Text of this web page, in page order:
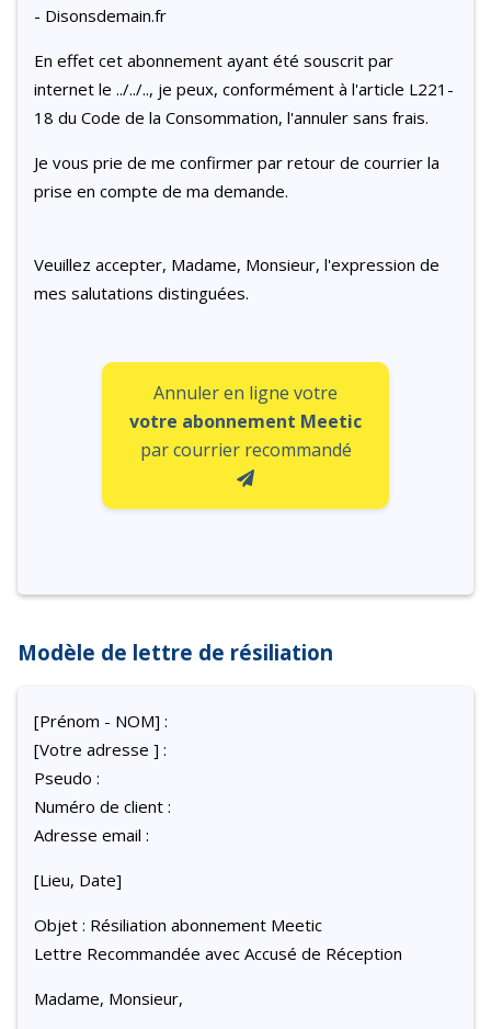
- Disonsdemain.fr
En effet cet abonnement ayant été souscrit par
internet le ../../.., je peux, conformément à l'article L221-
18 du Code de la Consommation, l'annuler sans frais.
Je vous prie de me confirmer par retour de courrier la
prise en compte de ma demande.
Veuillez accepter, Madame, Monsieur, l'expression de
mes salutations distinguées.
Annuler en ligne votre
votre abonnement Meetic
par courrier recommandé
Modèle de lettre de résiliation
[Prénom - NOM] :
[Votre adresse ] :
Pseudo :
Numéro de client :
Adresse email :
[Lieu, Date]
Objet : Résiliation abonnement Meetic
Lettre Recommandée avec Accusé de Réception
Madame, Monsieur,